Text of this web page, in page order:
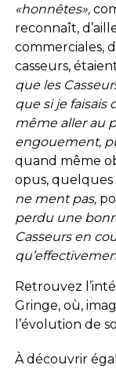
«honnêtes»,
reconnaît,
commerciales,
casseurs,
que les
que si je faisais
même aller au
engouement,
quand même
opus, quelques
ne ment pas,
perdu une
Casseurs en
Retrouvez
Gringe, où,
l’évolution de
À découvrir